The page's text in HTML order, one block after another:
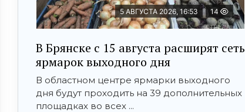
5 АВГУСТА 2026, 16:53 14
В Брянске с 15 августа расширят сеть
ярмарок выходного дня
В областном центре ярмарки выходного
дня будут проходить на 39 дополнительных
площадках во всех ...